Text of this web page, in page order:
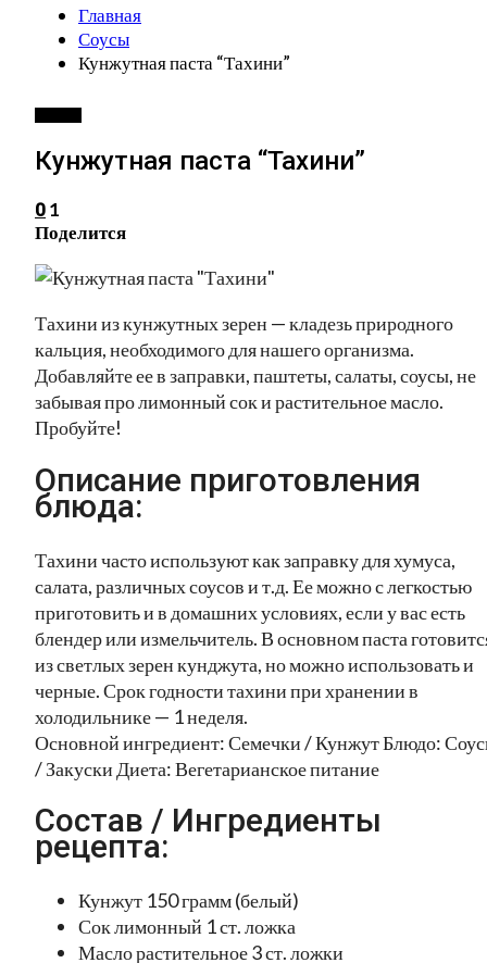
Главная
Соусы
Кунжутная паста “Тахини”
Кунжутная паста “Тахини”
0 1
Поделится
Тахини из кунжутных зерен — кладезь природного
кальция, необходимого для нашего организма.
Добавляйте ее в заправки, паштеты, салаты, соусы, не
забывая про лимонный сок и растительное масло.
Пробуйте!
Описание приготовления
блюда:
Тахини часто используют как заправку для хумуса,
салата, различных соусов и т.д. Ее можно с легкостью
приготовить и в домашних условиях, если у вас есть
блендер или измельчитель. В основном паста
из светлых зерен кунджута, но можно использовать и
черные. Срок годности тахини при хранении в
холодильнике — 1 неделя.
Основной ингредиент: Семечки / Кунжут Блюдо:
/ Закуски Диета: Вегетарианское питание
Состав / Ингредиенты
рецепта:
Кунжут 150 грамм (белый)
Сок лимонный 1 ст. ложка
Масло растительное 3 ст. ложки